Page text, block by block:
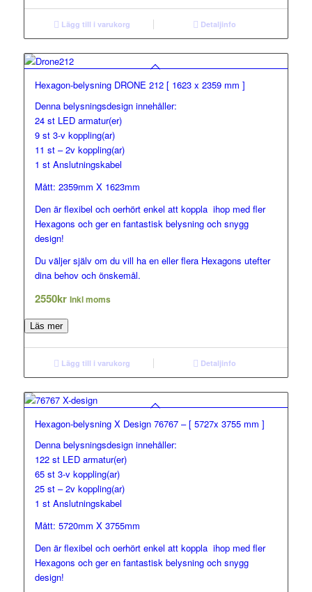
Lägg till i varukorg Detaljinfo
Hexagon-belysning DRONE 212 [ 1623 x 2359 mm ]
Denna belysningsdesign innehåller:
24 st LED armatur(er)
9 st 3-v koppling(ar)
11 st – 2v koppling(ar)
1 st Anslutningskabel
Mått: 2359mm X 1623mm
Den är flexibel och oerhört enkel att koppla ihop med fler
Hexagons och ger en fantastisk belysning och snygg
design!
Du väljer själv om du vill ha en eller flera Hexagons utefter
dina behov och önskemål.
2550kr Inkl moms
Läs mer
Lägg till i varukorg Detaljinfo
Hexagon-belysning X Design 76767 – [ 5727x 3755 mm ]
Denna belysningsdesign innehåller:
122 st LED armatur(er)
65 st 3-v koppling(ar)
25 st – 2v koppling(ar)
1 st Anslutningskabel
Mått: 5720mm X 3755mm
Den är flexibel och oerhört enkel att koppla ihop med fler
Hexagons och ger en fantastisk belysning och snygg
design!